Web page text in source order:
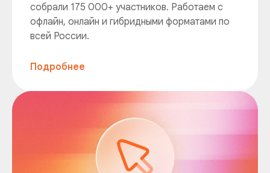
собрали 175 000+ участников. Работаем с
офлайн, онлайн и гибридными форматами по
всей России.
Подробнее